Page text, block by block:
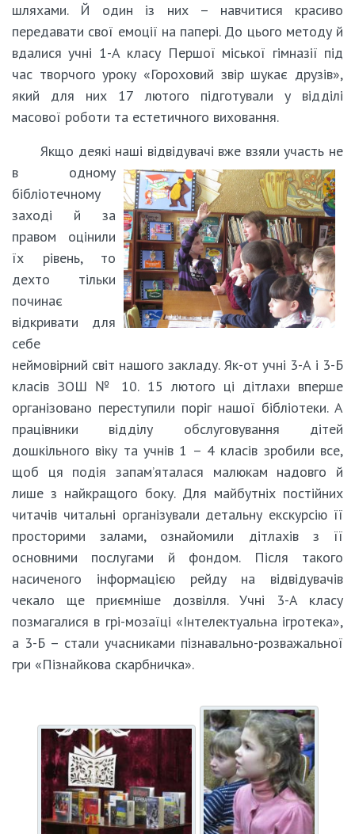
шляхами. Й один із них – навчитися красиво
передавати свої емоції на папері. До цього методу й
вдалися учні 1-А класу Першої міської гімназії під
час творчого уроку «Гороховий звір шукає друзів»,
який для них 17 лютого підготували у відділі
масової роботи та естетичного виховання.
Якщо деякі наші відвідувачі вже взяли участь не
в одному
бібліотечному
заході й за
правом оцінили
їх рівень, то
дехто тільки
починає
відкривати для
себе
неймовірний світ нашого закладу. Як-от учні 3-А і 3-Б
класів ЗОШ № 10. 15 лютого ці дітлахи вперше
організовано переступили поріг нашої бібліотеки. А
працівники відділу обслуговування дітей
дошкільного віку та учнів 1 – 4 класів зробили все,
щоб ця подія запам’яталася малюкам надовго й
лише з найкращого боку. Для майбутніх постійних
читачів читальні організували детальну екскурсію її
просторими залами, ознайомили дітлахів з її
основними послугами й фондом. Після такого
насиченого інформацією рейду на відвідувачів
чекало ще приємніше дозвілля. Учні 3-А класу
позмагалися в грі-мозаїці «Інтелектуальна ігротека»,
а 3-Б – стали учасниками пізнавально-розважальної
гри «Пізнайкова скарбничка».